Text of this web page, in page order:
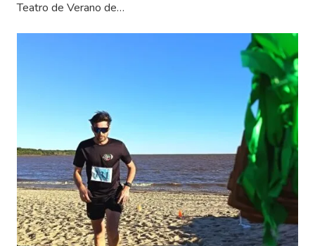
Teatro de Verano de…